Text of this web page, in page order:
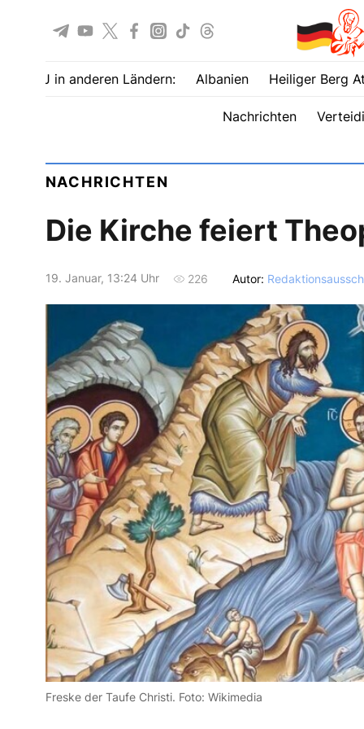
UOJ in anderen Ländern: Albanien Heiliger Berg
Nachrichten
NACHRICHTEN
Die Kirche feiert
19. Januar, 13:24 Uhr 226 Autor:
Freske der Taufe Christi. Foto: Wikimedia